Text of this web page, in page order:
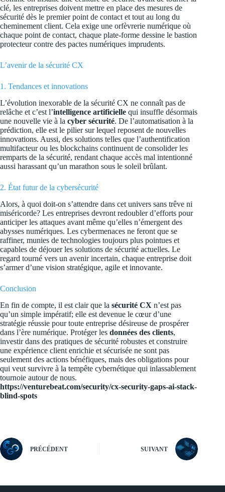
clé, les entreprises doivent mettre en place des mesures de
sécurité dès le premier point de contact et tout au long du
cheminement client. Cela exige une orfèvrerie numérique où
chaque point de contact, chaque plate-forme dessine le bastion
protecteur contre des pactes numériques imprudents.
L’avenir de la sécurité CX
1. Tendances et innovations
L’évolution inexorable de la sécurité CX ne connaît pas de
relâche et c’est l’intelligence artificielle qui insuffle désormais
une nouvelle vie à la cyber sécurité. De l’automatisation à la
prédiction, elle est le pilier sur lequel reposent de nouvelles
innovations. Aussi, des solutions telles que l’authentification
multifacteur ou les blockchains continuent de consolider les
remparts de la sécurité, rendant chaque accès mal intentionné
aussi harassant qu’un marathon sous le soleil brûlant.
2. État futur de la cybersécurité
Alors, à quoi doit-on s’attendre dans cet univers sans trêve ni
miséricorde? Les entreprises devront redoubler d’efforts pour
anticiper les attaques avant même qu’elles n’émergent des
abysses numériques. Les cybermenaces ne feront que se
raffiner, munies de technologies toujours plus pointues et
capables de déjouer les solutions de sécurité actuelles. Le
regard tourné vers un avenir incertain, chaque entreprise doit
s’armer d’une vision stratégique, agile et innovante.
Conclusion
En fin de compte, il est clair que la sécurité CX n’est pas
qu’un simple impératif; elle est devenue le cœur d’une
stratégie réussie pour toute entreprise désireuse de prospérer
dans l’ère numérique. Protéger les données des clients,
investir dans des pratiques de sécurité robustes et construire
une expérience client enrichie et sécurisée ne sont pas
seulement des actions bénéfiques, mais des obligations pour
qui veut survivre à la tempête cybernétique qui inlassablement
tournoie autour de nous.
https://venturebeat.com/security/cx-security-gaps-ai-stack-
blind-spots
PRÉCÉDENT SUIVANT